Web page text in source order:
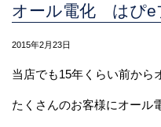
オール電化 はぴe
2015年2月23日
当店でも15年くらい前から
たくさんのお客様にオール